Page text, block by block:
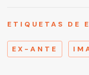
ETIQUETAS DE
EX-ANTE